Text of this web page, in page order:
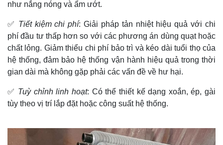
như nắng nóng và ẩm ướt.
✅ Tiết kiệm chi phí: Giải pháp tản nhiệt hiệu quả với chi
phí đầu tư thấp hơn so với các phương án dùng quạt hoặc
chất lỏng. Giảm thiểu chi phí bảo trì và kéo dài tuổi thọ của
hệ thống, đảm bảo hệ thống vận hành hiệu quả trong thời
gian dài mà không gặp phải các vấn đề về hư hại.
✅ Tuỳ chỉnh linh hoạt: Có thể thiết kế dạng xoắn, ép, gài
tùy theo vị trí lắp đặt hoặc công suất hệ thống.